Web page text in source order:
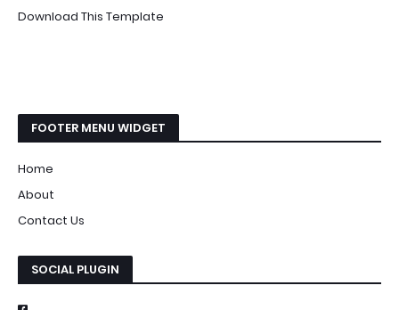
Download This Template
FOOTER MENU WIDGET
Home
About
Contact Us
SOCIAL PLUGIN